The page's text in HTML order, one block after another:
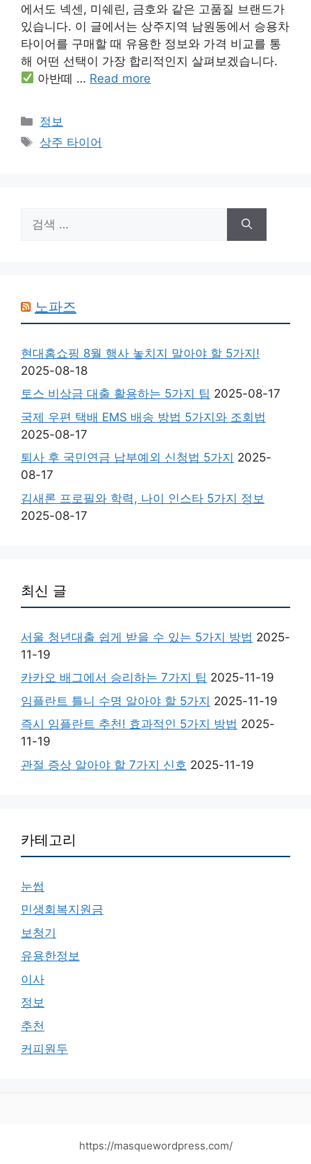
에서도 넥센, 미쉐린, 금호와 같은 고품질 브랜드가
있습니다. 이 글에서는 상주지역 남원동에서 승용차
타이어를 구매할 때 유용한 정보와 가격 비교를 통
해 어떤 선택이 가장 합리적인지 살펴보겠습니다.
아반떼 … Read more
카
테
고
정보
태
상주 타이어
색:
노파즈
현대홈쇼핑 8월 행사 놓치지 말아야 할 5가지!
2025-08-18
토스 비상금 대출 활용하는 5가지 팁 2025-08-17
국제 우편 택배 EMS 배송 방법 5가지와 조회법
2025-08-17
퇴사 후 국민연금 납부예외 신청법 5가지 2025-
08-17
김새론 프로필와 학력, 나이 인스타 5가지 정보
2025-08-17
최신 글
서울 청년대출 쉽게 받을 수 있는 5가지 방법 2025-
11-19
카카오 배그에서 승리하는 7가지 팁 2025-11-19
임플란트 틀니 수명 알아야 할 5가지 2025-11-19
즉시 임플란트 추천! 효과적인 5가지 방법 2025-
11-19
관절 증상 알아야 할 7가지 신호 2025-11-19
카테고리
눈썹
민생회복지원금
보청기
유용한정보
이사
정보
추천
커피원두
https://masquewordpress.com/